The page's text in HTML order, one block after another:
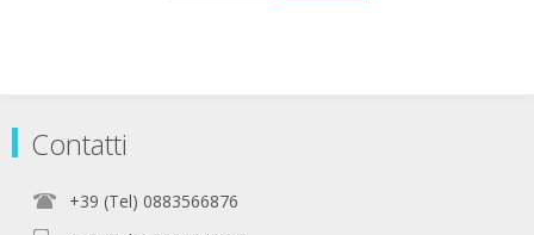
Contatti
+39 (Tel) 0883566876